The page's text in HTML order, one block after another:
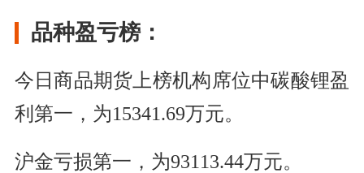
品种盈亏榜：
今日商品期货上榜机构席位中碳酸锂盈
利第一，为15341.69万元。
沪金亏损第一，为93113.44万元。